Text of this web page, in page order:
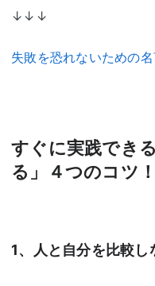
↓↓↓
失敗を恐れないための
すぐに実践でき
る」４つのコツ！
1、人と自分を比較し